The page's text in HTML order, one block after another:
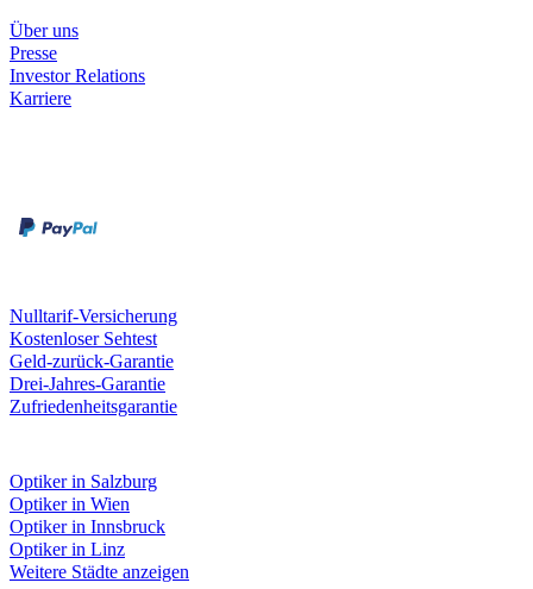
Über uns
Presse
Investor Relations
Karriere
Nulltarif-Versicherung
Kostenloser Sehtest
Geld-zurück-Garantie
Drei-Jahres-Garantie
Zufriedenheitsgarantie
Optiker in Salzburg
Optiker in Wien
Optiker in Innsbruck
Optiker in Linz
Weitere Städte anzeigen